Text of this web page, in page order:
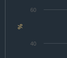
%
40
60